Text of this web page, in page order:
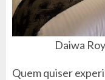
Daiwa
Quem quiser